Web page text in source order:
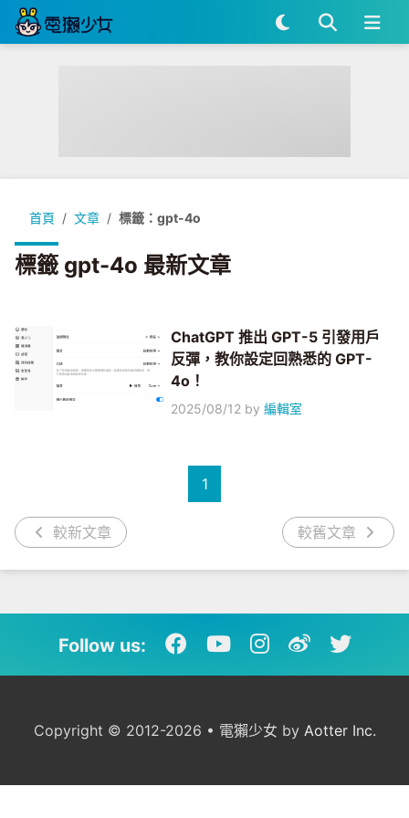
首頁 文章 標籤：gpt-4o
標籤 gpt-4o 最新文章
ChatGPT 推出 GPT-5 引發用戶
反彈，教你設定回熟悉的 GPT-
4o！
2025/08/12 by編輯室
較新文章
1
較舊文章
Follow us:
Copyright © 2012-2026 • 電獺少女 by Aotter Inc.